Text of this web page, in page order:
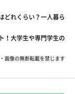
どれくらい？一人暮ら
！大学生や専門学生の
画像の無断転載を禁じます